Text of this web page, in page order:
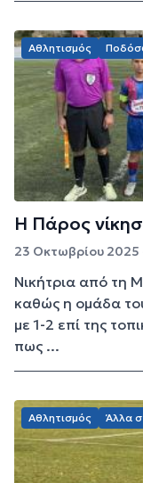
Αθλητισμός
Η Πάρος
23 Οκτωβρίου 2025
Νικήτρια από τη
καθώς η ομάδα
με 1-2 επί της
πως ...
Αθλητισμός Άλλα